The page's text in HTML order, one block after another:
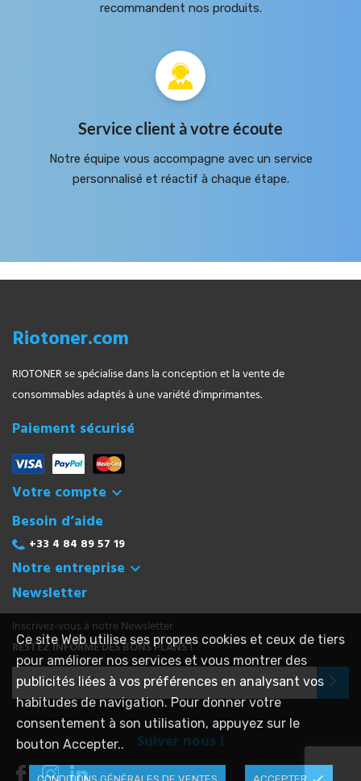
Ce site Web utilise ses propres cookies et ceux de tiers
pour améliorer nos services et vous montrer des
publicités liées à vos préférences en analysant vos
habitudes de navigation. Pour donner votre
consentement à son utilisation, appuyez sur le
bouton Accepter..
recommandent nos produits.
Service client à votre écoute
Notre équipe vous accompagne avec un service
personnalisé et réactif à chaque étape.
Riotoner.com
RIOTONER se spécialise dans la conception et la vente de
consommables adaptés à une variété d'imprimantes.
Paiement sécurisé
Votre compte 
Besoin d’aide
+33 4 84 89 57 19
Notre entreprise 
Newsletter
Inscrivez-vous à notre Newsletter
RESTEZ INFORMÉ DES BONS PLANS !
Suiver nous !